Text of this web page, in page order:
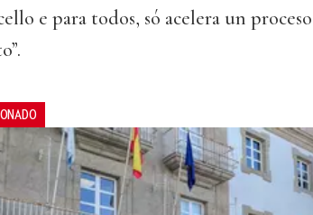
e para todos, só acelera un